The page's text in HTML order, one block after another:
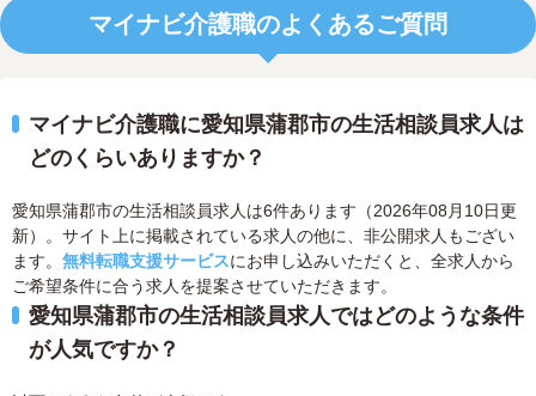
マイナビ介護職のよくあるご質問
マイナビ介護職に愛知県蒲郡市の生活相談員求人は
どのくらいありますか？
愛知県蒲郡市の生活相談員求人は6件あります（2026年08月10日更
新）。サイト上に掲載されている求人の他に、非公開求人もござい
ます。 無料転職支援サービスにお申し込みいただくと、全求人から
ご希望条件に合う求人を提案させていただきます。
愛知県蒲郡市の生活相談員求人ではどのような条件
が人気ですか？